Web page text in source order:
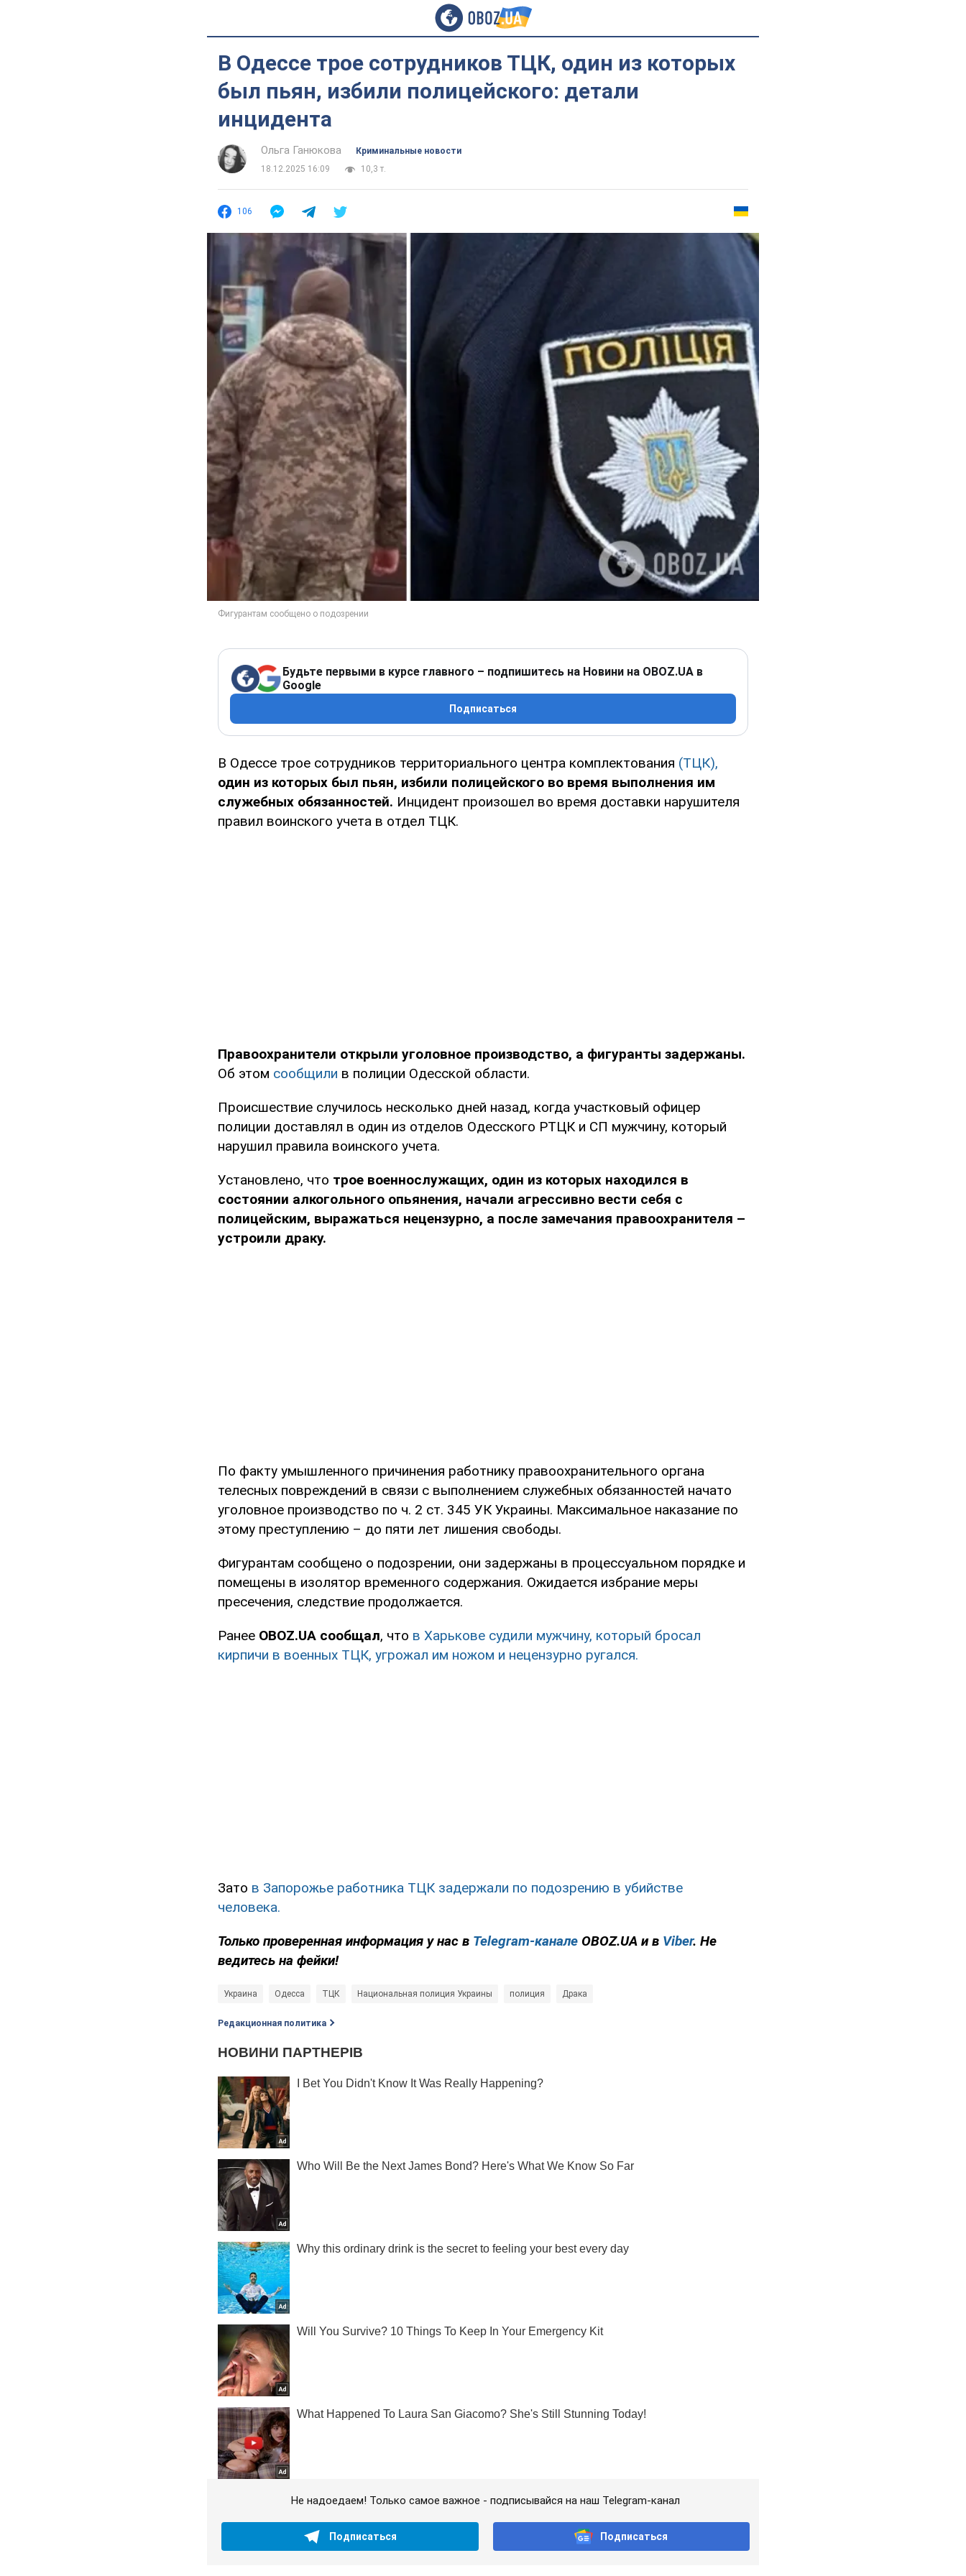
В Одессе трое сотрудников ТЦК, один из которых
был пьян, избили полицейского: детали
инцидента
Ольга Ганюкова
Криминальные новости
18.12.2025 16:09
10,3 т.
106
Будьте первыми в курсе главного – подпишитесь на Новини на OBOZ.UA в
Google
Подписаться
В Одессе трое сотрудников территориального центра комплектования (ТЦК),
один из которых был пьян, избили полицейского во время выполнения им
служебных обязанностей. Инцидент произошел во время доставки нарушителя
правил воинского учета в отдел ТЦК.
Правоохранители открыли уголовное производство, а фигуранты задержаны.
Об этом сообщили в полиции Одесской области.
Происшествие случилось несколько дней назад, когда участковый офицер
полиции доставлял в один из отделов Одесского РТЦК и СП мужчину, который
нарушил правила воинского учета.
Установлено, что трое военнослужащих, один из которых находился в
состоянии алкогольного опьянения, начали агрессивно вести себя с
полицейским, выражаться нецензурно, а после замечания правоохранителя –
устроили драку.
По факту умышленного причинения работнику правоохранительного органа
телесных повреждений в связи с выполнением служебных обязанностей начато
уголовное производство по ч. 2 ст. 345 УК Украины. Максимальное наказание по
этому преступлению – до пяти лет лишения свободы.
Фигурантам сообщено о подозрении, они задержаны в процессуальном порядке и
помещены в изолятор временного содержания. Ожидается избрание меры
пресечения, следствие продолжается.
Ранее OBOZ.UA сообщал, что в Харькове судили мужчину, который бросал
кирпичи в военных ТЦК, угрожал им ножом и нецензурно ругался.
Зато в Запорожье работника ТЦК задержали по подозрению в убийстве
человека.
Только проверенная информация у нас в Telegram-канале OBOZ.UA и в Viber. Не
ведитесь на фейки!
Украина Одесса ТЦК Национальная полиция Украины полиция Драка
Редакционная политика
Не надоедаем! Только самое важное - подписывайся на наш Telegram-канал
Подписаться Подписаться